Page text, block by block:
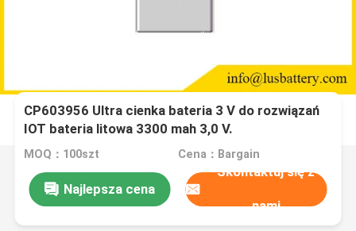
CP603956 Ultra cienka bateria 3 V do rozwiązań
IOT bateria litowa 3300 mah 3,0 V.
MOQ：100szt Cena：Bargain
Najlepsza cena
Skontaktuj się z
nami